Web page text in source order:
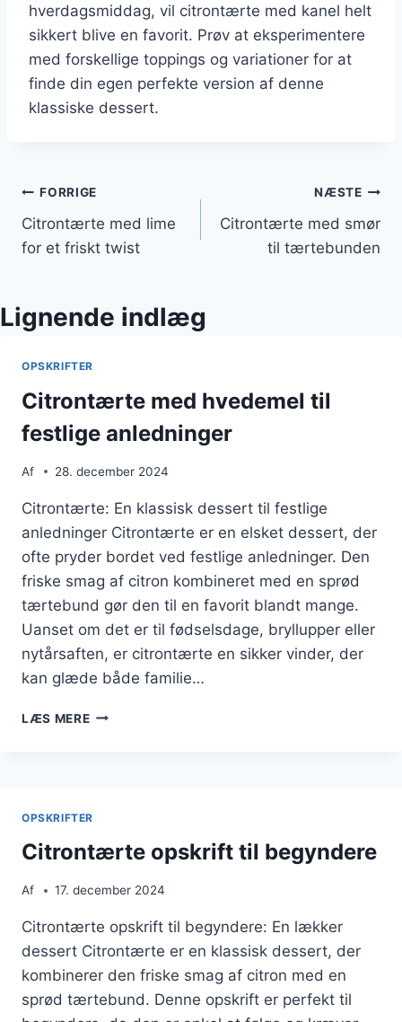
hverdagsmiddag, vil citrontærte med kanel helt
sikkert blive en favorit. Prøv at eksperimentere
med forskellige toppings og variationer for at
finde din egen perfekte version af denne
klassiske dessert.
Indlægsnavigation
FORRIGE
Citrontærte med lime
for et friskt twist
NÆSTE
Citrontærte med smør
til tærtebunden
Lignende indlæg
OPSKRIFTER
Citrontærte med hvedemel til
festlige anledninger
Af 28. december 2024
Citrontærte: En klassisk dessert til festlige
anledninger Citrontærte er en elsket dessert, der
ofte pryder bordet ved festlige anledninger. Den
friske smag af citron kombineret med en sprød
tærtebund gør den til en favorit blandt mange.
Uanset om det er til fødselsdage, bryllupper eller
nytårsaften, er citrontærte en sikker vinder, der
kan glæde både familie…
LÆS MERECITRONTÆRTE
OPSKRIFTER
Citrontærte opskrift til begyndere
Af 17. december 2024
Citrontærte opskrift til begyndere: En lækker
dessert Citrontærte er en klassisk dessert, der
kombinerer den friske smag af citron med en
sprød tærtebund. Denne opskrift er perfekt til